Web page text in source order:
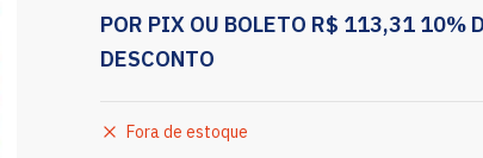
POR PIX OU BOLETO R$ 113,31 10%
DESCONTO
Fora de estoque